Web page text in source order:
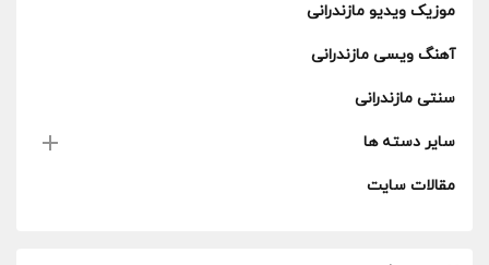
موزیک ویدیو مازندرانی
آهنگ ویسی مازندرانی
سنتی مازندرانی
سایر دسته ها
مقالات سایت